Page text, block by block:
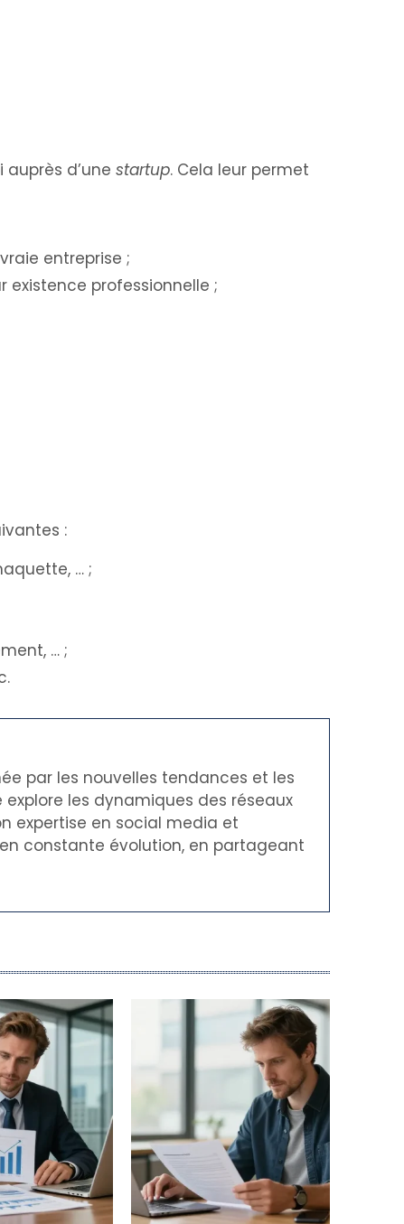
d’une startup. Cela leur permet
entreprise ;
existence professionnelle ;
:
… ;
… ;
par les nouvelles tendances et les
les dynamiques des réseaux
expertise en social media et
constante évolution, en partageant